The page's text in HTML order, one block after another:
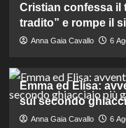
Cristian confessa il
tradito” e rompe il
Anna Gaia Cavallo 6
Emma ed Elisa:
sul secondo
Anna Gaia Cavallo 6